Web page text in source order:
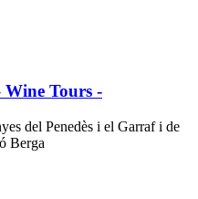
Wine Tours -
del Penedès i el Garraf i de
Berga